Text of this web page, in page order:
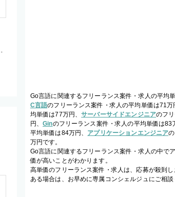
Go言語に関連するフリーランス案件・求人の平均
C言語のフリーランス案件・求人の平均単価は71万
均単価は77万円、サーバーサイドエンジニアのフ
円、Ginのフリーランス案件・求人の平均単価は83
平均単価は84万円、 アプリケーションエンジニア
万円です。
Go言語に関連するフリーランス案件・求人の中で
価が高いことがわかります。
高単価のフリーランス案件・求人は、応募が殺到
ある場合は、お早めに専属コンシェルジュにご相談